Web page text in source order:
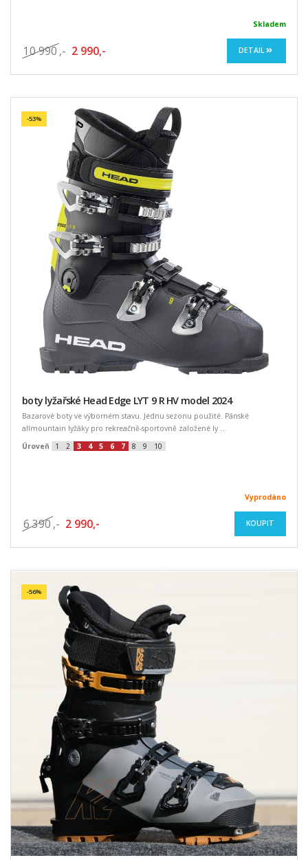
Skladem
10 990 ,- 2 990,- DETAIL
-53%
boty lyžařské Head Edge LYT 9 R HV model 2024
Bazarové boty ve výborném stavu. Jednu sezonu použité. Pánské
allmountain lyžáky pro rekreačně-sportovně založené ly ...
Úroveň
1 2 3 4 5 6 7 8 9 10
Vyprodáno
6 390 ,- 2 990,- KOUPIT
-56%